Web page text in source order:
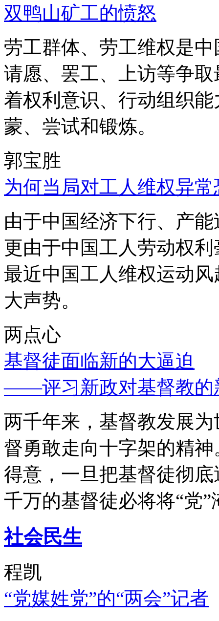
双鸭山矿工的愤怒
劳工群体、劳工维权是
请愿、罢工、上访等争
着权利意识、行动组织
蒙、尝试和锻炼。
郭宝胜
为何当局对工人维权异
由于中国经济下行、产
更由于中国工人劳动权
最近中国工人维权运动
大声势。
两点心
基督徒面临新的大逼迫
——评习新政对基督教的
两千年来，基督教发展
督勇敢走向十字架的精
得意，一旦把基督徒彻
千万的基督徒必将将“党”
社会民生
程凯
“党媒姓党”的“两会”记者